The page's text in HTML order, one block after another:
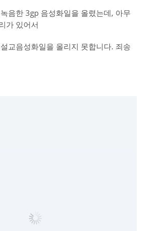
음한 3gp 음성화일을 올렸는데, 아무
가 있어서
교음성화일을 올리지 못합니다. 죄송